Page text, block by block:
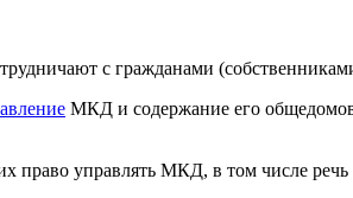
с гражданами
МКД и содержание его
право управлять МКД, в том числе